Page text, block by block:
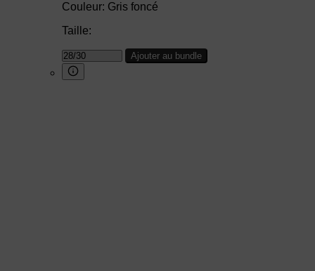
Couleur: Gris foncé
Taille:
Ajouter au bundle